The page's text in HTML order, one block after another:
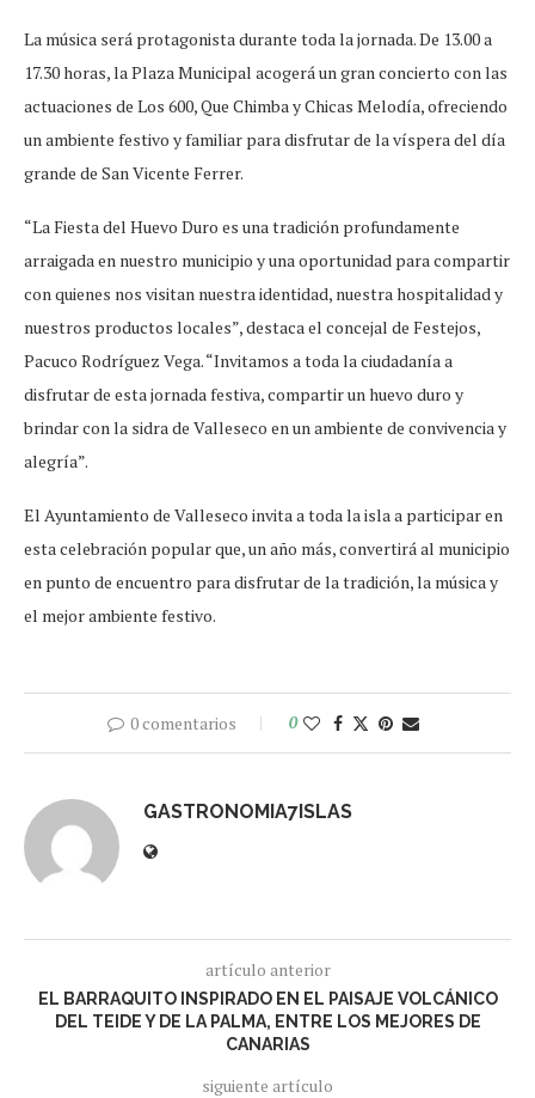
La música será protagonista durante toda la jornada. De 13.00 a
17.30 horas, la Plaza Municipal acogerá un gran concierto con las
actuaciones de Los 600, Que Chimba y Chicas Melodía, ofreciendo
un ambiente festivo y familiar para disfrutar de la víspera del día
grande de San Vicente Ferrer.
“La Fiesta del Huevo Duro es una tradición profundamente
arraigada en nuestro municipio y una oportunidad para compartir
con quienes nos visitan nuestra identidad, nuestra hospitalidad y
nuestros productos locales”, destaca el concejal de Festejos,
Pacuco Rodríguez Vega. “Invitamos a toda la ciudadanía a
disfrutar de esta jornada festiva, compartir un huevo duro y
brindar con la sidra de Valleseco en un ambiente de convivencia y
alegría”.
El Ayuntamiento de Valleseco invita a toda la isla a participar en
esta celebración popular que, un año más, convertirá al municipio
en punto de encuentro para disfrutar de la tradición, la música y
el mejor ambiente festivo.
0 comentarios 0
GASTRONOMIA7ISLAS
artículo anterior
EL BARRAQUITO INSPIRADO EN EL PAISAJE VOLCÁNICO
DEL TEIDE Y DE LA PALMA, ENTRE LOS MEJORES DE
CANARIAS
siguiente artículo